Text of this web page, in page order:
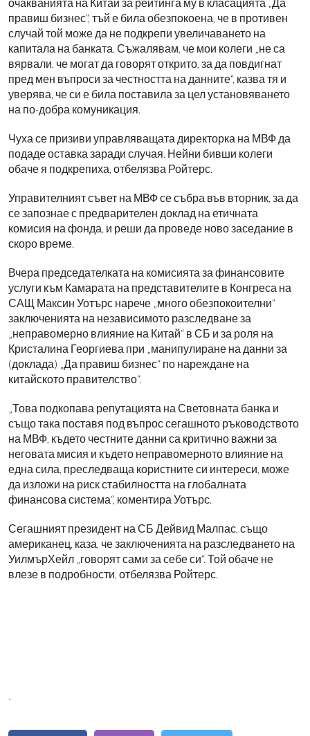
правиш бизнес“, тъй е била обезпокоена, че в противен
случай той може да не подкрепи увеличаването на
капитала на банката. Съжалявам, че мои колеги „не са
вярвали, че могат да говорят открито, за да повдигнат
пред мен въпроси за честността на данните“, казва тя и
уверява, че си е била поставила за цел установяването
на по-добра комуникация.
Чуха се призиви управляващата директорка на МВФ да
подаде оставка заради случая. Нейни бивши колеги
обаче я подкрепиха, отбелязва Ройтерс.
Управителният съвет на МВФ се събра във вторник, за да
се запознае с предварителен доклад на етичната
комисия на фонда, и реши да проведе ново заседание в
скоро време.
Вчера председателката на комисията за финансовите
услуги към Камарата на представителите в Конгреса на
САЩ Максин Уотърс нарече „много обезпокоителни“
заключенията на независимото разследване за
„неправомерно влияние на Китай“ в СБ и за роля на
Кристалина Георгиева при „манипулиране на данни за
(доклада) „Да правиш бизнес“ по нареждане на
китайското правителство“.
„Това подкопава репутацията на Световната банка и
също така поставя под въпрос сегашното ръководството
на МВФ, където честните данни са критично важни за
неговата мисия и където неправомерното влияние на
една сила, преследваща користните си интереси, може
да изложи на риск стабилността на глобалната
финансова система“, коментира Уотърс.
Сегашният президент на СБ Дейвид Малпас, също
американец, каза, че заключенията на разследването на
УилмърХейл „говорят сами за себе си“. Той обаче не
влезе в подробности, отбелязва Ройтерс.
`